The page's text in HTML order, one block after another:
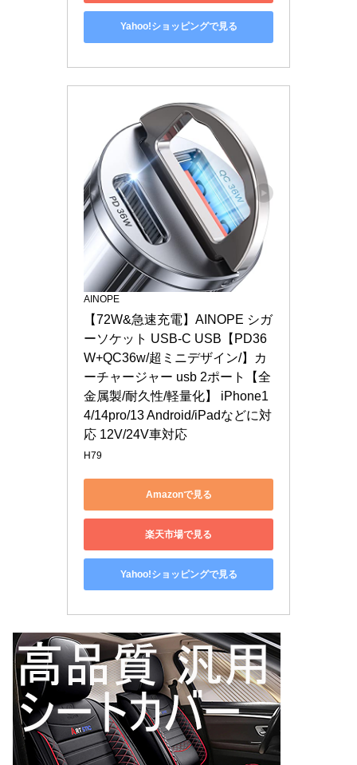
Yahoo!ショッピングで見る
AINOPE
【72W&急速充電】AINOPE シガ
ーソケット USB-C USB【PD36
W+QC36w/超ミニデザイン/】カ
ーチャージャー usb 2ポート【全
金属製/耐久性/軽量化】 iPhone1
4/14pro/13 Android/iPadなどに対
応 12V/24V車対応
H79
Amazonで見る
楽天市場で見る
Yahoo!ショッピングで見る